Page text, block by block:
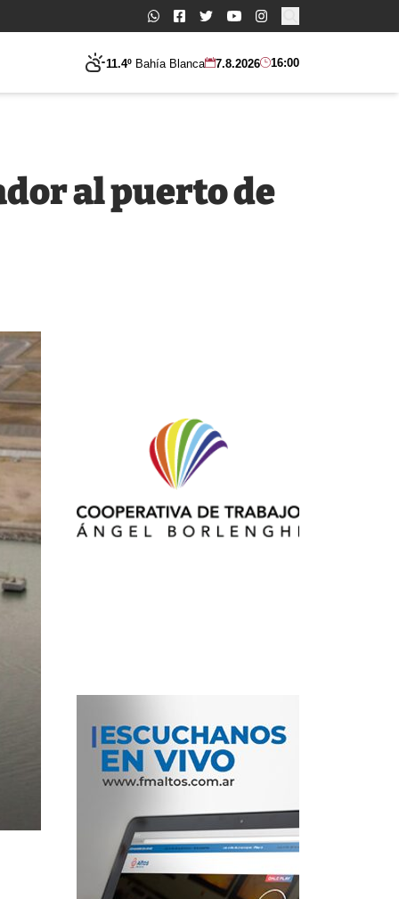
Buscar:
11.4º Bahía Blanca 7.8.2026 16:00
al puerto de